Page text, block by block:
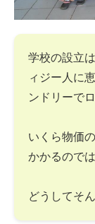
学校の設立
ィジー人に
ンドリーで
いくら物価
かかるので
どうしてそ